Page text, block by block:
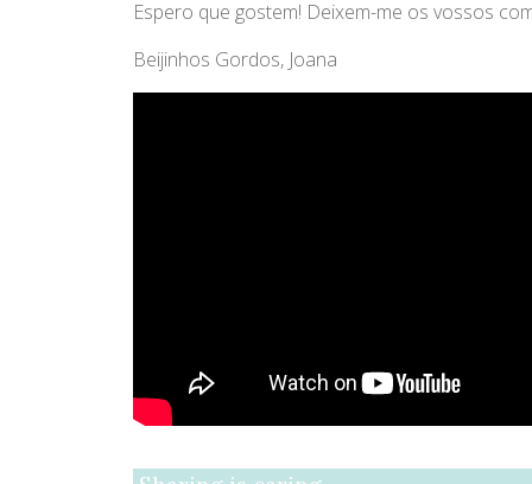
Espero que gostem! Deixem-me os vossos
Beijinhos Gordos, Joana